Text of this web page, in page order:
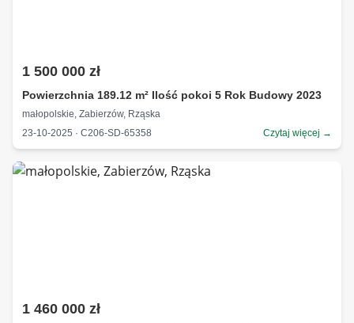
1 500 000 zł
Powierzchnia 189.12 m² Ilość pokoi 5 Rok Budowy 2023
małopolskie, Zabierzów, Rząska
23-10-2025 · C206-SD-65358
Czytaj więcej →
1 460 000 zł